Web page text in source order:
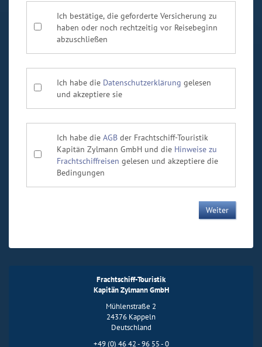
Ich bestätige, die geforderte Versicherung zu
haben oder noch rechtzeitig vor Reisebeginn
abzuschließen
Ich habe die Datenschutzerklärung gelesen
und akzeptiere sie
Ich habe die AGB der Frachtschiff-Touristik
Kapitän Zylmann GmbH und die Hinweise zu
Frachtschiffreisen gelesen und akzeptiere die
Bedingungen
Frachtschiff-Touristik
Kapitän Zylmann GmbH
Mühlenstraße 2
24376 Kappeln
Deutschland
+49 (0) 46 42 - 96 55 - 0